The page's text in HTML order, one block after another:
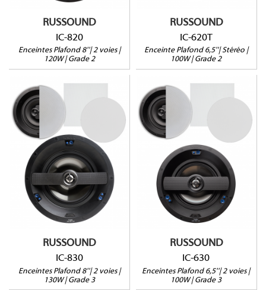
RUSSOUND
IC-820
Enceintes Plafond 8''| 2 voies |
120W | Grade 2
RUSSOUND
IC-620T
Enceinte Plafond 6,5''| Stéréo |
100W | Grade 2
RUSSOUND
IC-830
Enceintes Plafond 8''| 2 voies |
130W | Grade 3
IC-830
130W@8Ω
Profondeur : 128mm
Tweeter pivotant
Grille carrée en option
Vendues pas paire
RUSSOUND
IC-630
Enceintes Plafond 6,5''| 2 voies |
100W | Grade 3
IC-630
110W@8Ω
Profondeur : 94mm
Tweeter pivotant
Grille carrée en option
Vendues pas paire